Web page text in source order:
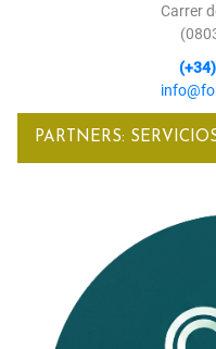
Carrer
PARTNERS: